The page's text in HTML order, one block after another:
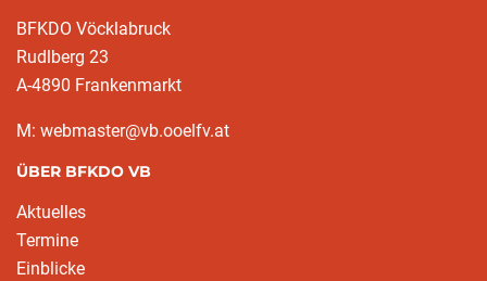
BFKDO Vöcklabruck
Rudlberg 23
A-4890 Frankenmarkt
M: webmaster@vb.ooelfv.at
ÜBER BFKDO VB
Aktuelles
Termine
Einblicke